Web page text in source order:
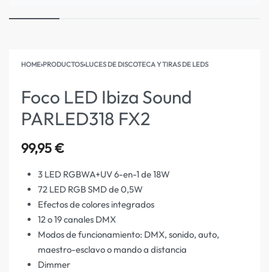
HOME›PRODUCTOS›LUCES DE DISCOTECA Y TIRAS DE LEDS
Foco LED Ibiza Sound
PARLED318 FX2
99,95€
3 LED RGBWA+UV 6-en-1 de 18W
72 LED RGB SMD de 0,5W
Efectos de colores integrados
12 o 19 canales DMX
Modos de funcionamiento: DMX, sonido, auto,
maestro-esclavo o mando a distancia
Dimmer